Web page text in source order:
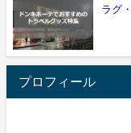
ラグ
プロフィール